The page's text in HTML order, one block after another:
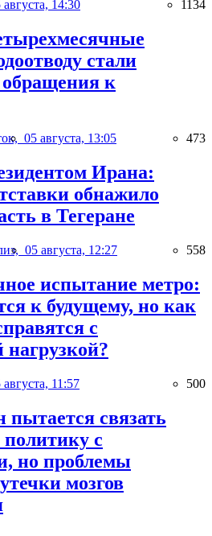
августа, 14:30 1134
стали
к
05 августа, 13:05 473
Ирана:
обнажило
в Тегеране
05 августа, 12:27 558
испытание метро:
к будущему, но как
с
нагрузкой?
августа, 11:57 500
пытается связать
с
но проблемы
мозгов